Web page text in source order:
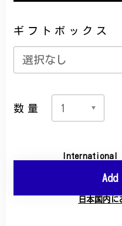
ギフトボックス
数量
日本国内